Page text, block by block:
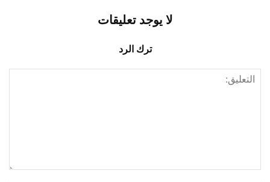
لا يوجد تعليقات
ترك الرد